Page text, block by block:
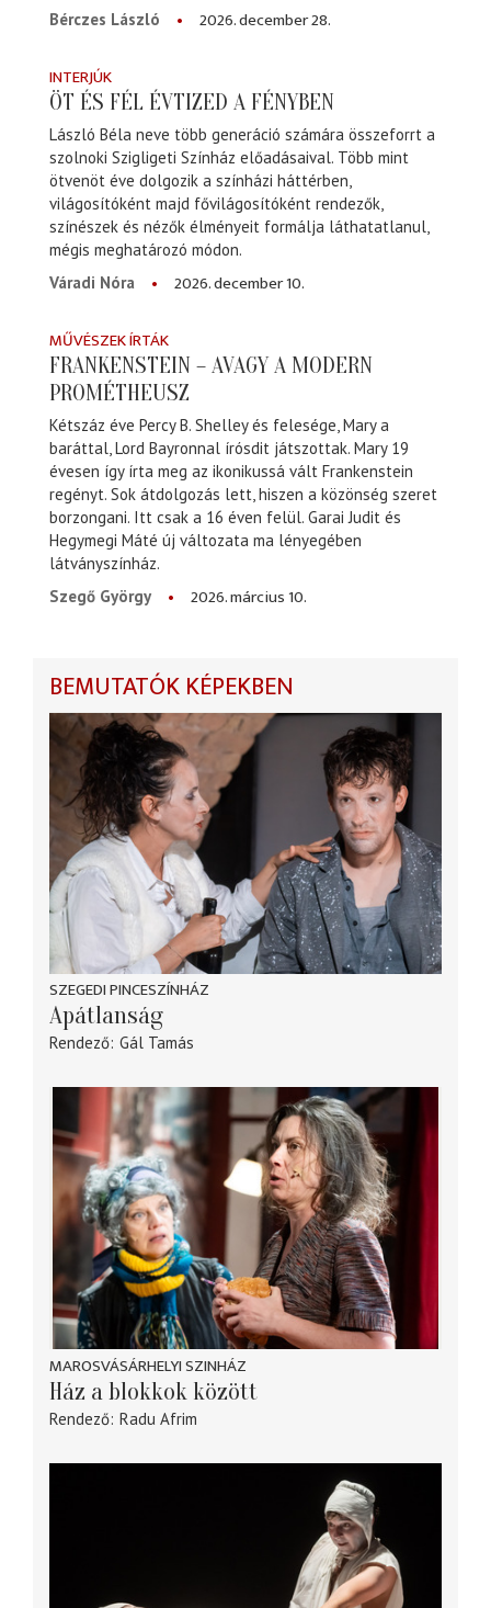
Bérczes László 2026. december 28.
INTERJÚK
ÖT ÉS FÉL ÉVTIZED A FÉNYBEN
László Béla neve több generáció számára összeforrt a
szolnoki Szigligeti Színház előadásaival. Több mint
ötvenöt éve dolgozik a színházi háttérben,
világosítóként majd fővilágosítóként rendezők,
színészek és nézők élményeit formálja láthatatlanul,
mégis meghatározó módon.
Váradi Nóra
2026. december 10.
MŰVÉSZEK ÍRTÁK
FRANKENSTEIN – AVAGY A MODERN
PROMÉTHEUSZ
Kétszáz éve Percy B. Shelley és felesége, Mary a
baráttal, Lord Bayronnal írósdit játszottak. Mary 19
évesen így írta meg az ikonikussá vált Frankenstein
regényt. Sok átdolgozás lett, hiszen a közönség szeret
borzongani. Itt csak a 16 éven felül. Garai Judit és
Hegymegi Máté új változata ma lényegében
látványszínház.
Szegő György
2026. március 10.
BEMUTATÓK KÉPEKBEN
SZEGEDI PINCESZÍNHÁZ
Apátlanság
Rendező Gál Tamás
MAROSVÁSÁRHELYI SZINHÁZ
Ház a blokkok között
Rendező Radu Afrim